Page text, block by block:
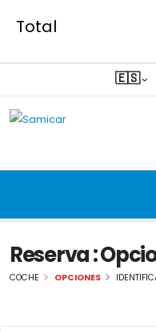
Total
🇪🇸
Reserva :
COCHE OPCIONES